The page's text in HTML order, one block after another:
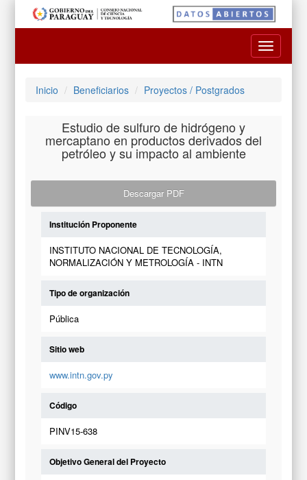
Toggle
Inicio Beneficiarios Proyectos / Postgrados
Estudio de sulfuro de hidrógeno y
mercaptano en productos derivados del
petróleo y su impacto al ambiente
Descargar PDF
Institución Proponente
INSTITUTO NACIONAL DE TECNOLOGÍA,
NORMALIZACIÓN Y METROLOGÍA - INTN
Tipo de organización
Pública
Sitio web
www.intn.gov.py
Código
PINV15-638
Objetivo General del Proyecto